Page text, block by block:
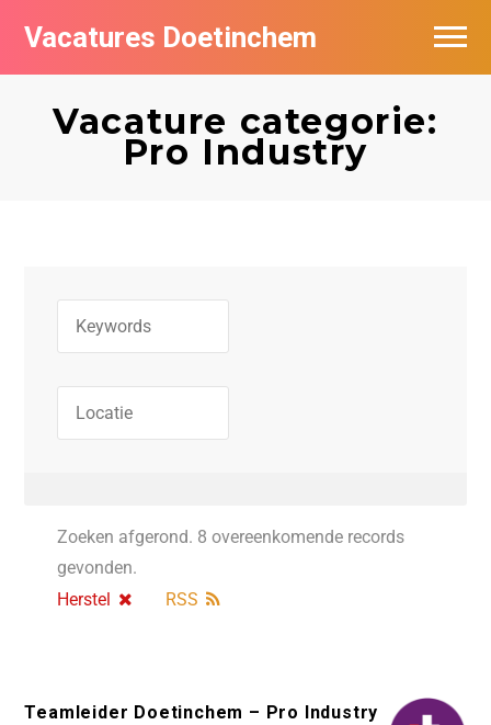
Vacatures Doetinchem
Vacature categorie:
Pro Industry
Zoeken afgerond. 8 overeenkomende records
gevonden.
Herstel
RSS
Teamleider Doetinchem – Pro Industry
Vacatures per bedrijf
De populairste vacatures in Doetinchem